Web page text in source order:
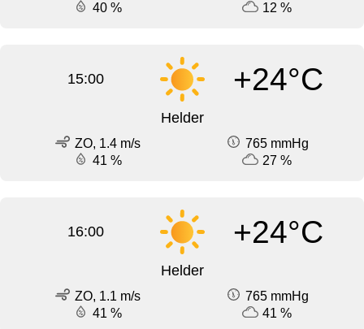
40 %
12 %
15:00 +24°C
Helder
ZO, 1.4 m/s
765 mmHg
41 %
27 %
16:00 +24°C
Helder
ZO, 1.1 m/s
765 mmHg
41 %
41 %